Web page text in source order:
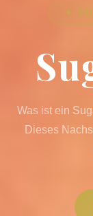
✦
Was ist ein
Dieses